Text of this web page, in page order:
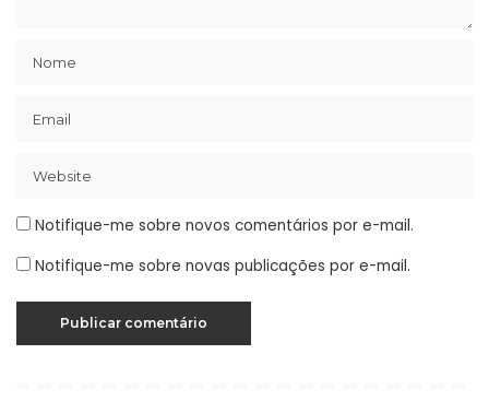
Notifique-me sobre novos comentários por e-mail.
Notifique-me sobre novas publicações por e-mail.